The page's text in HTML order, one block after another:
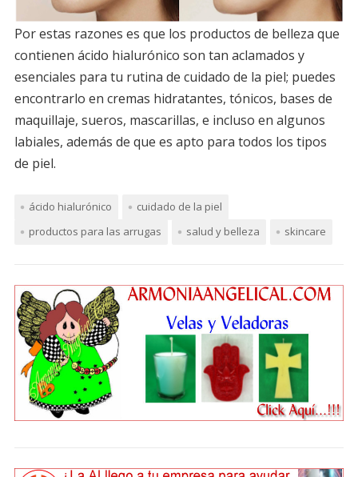
Por estas razones es que los productos de belleza que
contienen ácido hialurónico son tan aclamados y
esenciales para tu rutina de cuidado de la piel; puedes
encontrarlo en cremas hidratantes, tónicos, bases de
maquillaje, sueros, mascarillas, e incluso en algunos
labiales, además de que es apto para todos los tipos
de piel.
ácido hialurónico
cuidado de la piel
productos para las arrugas
salud y belleza skincare